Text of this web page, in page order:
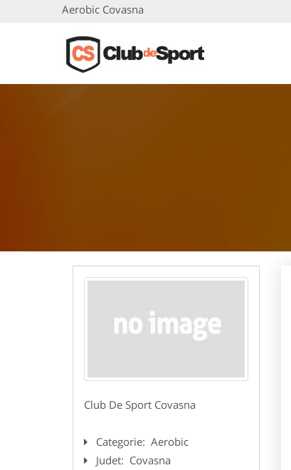
Aerobic Covasna
Club De Sport Covasna
Categorie: Aerobic
Judet: Covasna